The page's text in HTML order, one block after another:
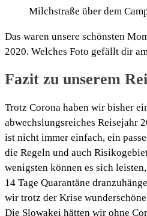
Milchstraße über dem
Das waren unsere schönsten
2020. Welches Foto gefällt dir
Fazit zu unserem
Trotz Corona haben wir bisher
abwechslungsreiches Reisejahr
ist nicht immer einfach, ein
die Regeln und auch
wenigsten können es sich
14 Tage Quarantäne
wir trotz der Krise
Die Slowakei hätten wir ohne